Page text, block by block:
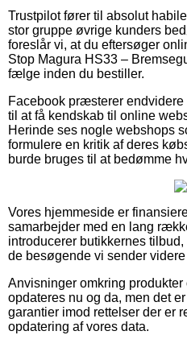
Trustpilot fører til absolut
stor gruppe øvrige kunders
foreslår vi, at du eftersøger
Stop Magura HS33 –
fælge inden du bestiller.
Facebook præsterer
til at få kendskab til online
Herinde ses nogle webshops
formulere en kritik af deres
burde bruges til at bedømme
Vores hjemmeside er
samarbejder med en lang
introducerer butikkernes
de besøgende vi sender
Anvisninger omkring
opdateres nu og da, men det
garantier imod rettelser der er
opdatering af vores data.